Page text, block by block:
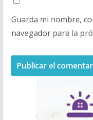
Guarda mi nombre,
navegador para la